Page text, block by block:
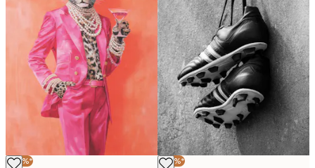
-40%* -40%*